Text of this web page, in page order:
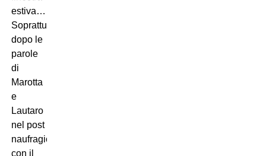
estiva…
Soprattutto
dopo le
parole
di
Marotta
e
Lautaro
nel post
naufragio
con il